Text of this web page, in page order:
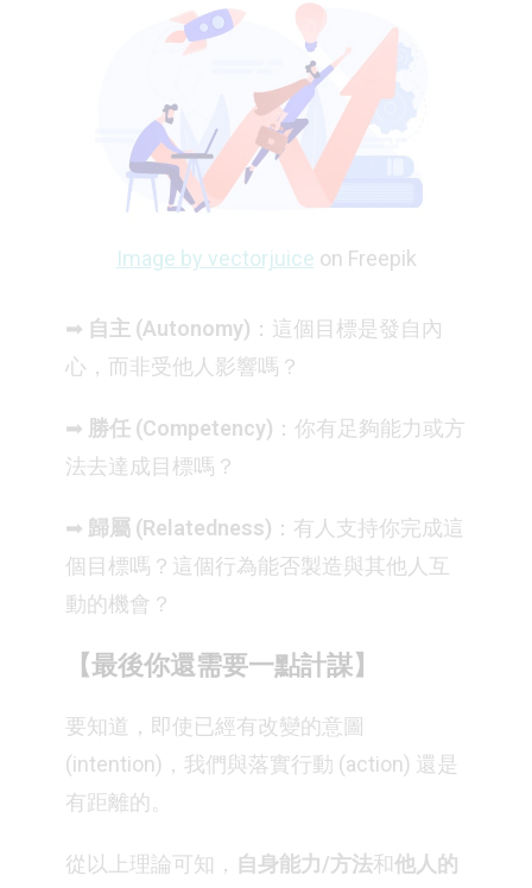
Image by vectorjuice on Freepik
➡ 自主 (Autonomy) ：這個目標是發自內
心，而非受他人影響嗎？
➡ 勝任 (Competency) ：你有足夠能力或方
法去達成目標嗎？
➡ 歸屬 (Relatedness) ：有人支持你完成這
個目標嗎？這個行為能否製造與其他人互
動的機會？
【最後你還需要一點計謀】
要知道，即使已經有改變的意圖
(intention)，我們與落實行動 (action) 還是
有距離的。
從以上理論可知， 自身能力/方法和他人的